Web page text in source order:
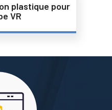
plastique pour
VR